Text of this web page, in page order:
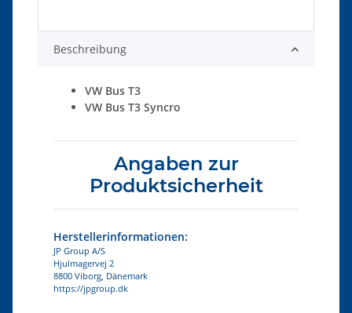
Beschreibung
VW Bus T3
VW Bus T3 Syncro
Angaben zur
Produktsicherheit
Herstellerinformationen:
JP Group A/S
Hjulmagervej 2
8800 Viborg, Dänemark
https://jpgroup.dk